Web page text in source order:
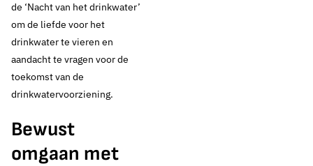
de ‘Nacht van het drinkwater’
om de liefde voor het
drinkwater te vieren en
aandacht te vragen voor de
toekomst van de
drinkwatervoorziening.
Bewust
omgaan met